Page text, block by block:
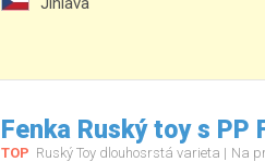
Fenka Ruský toy s PP
TOP Ruský Toy dlouhosrstá varieta Na